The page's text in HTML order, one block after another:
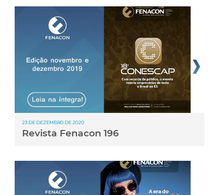
23 DE DEZEMBRO DE 2020
Revista Fenacon 196